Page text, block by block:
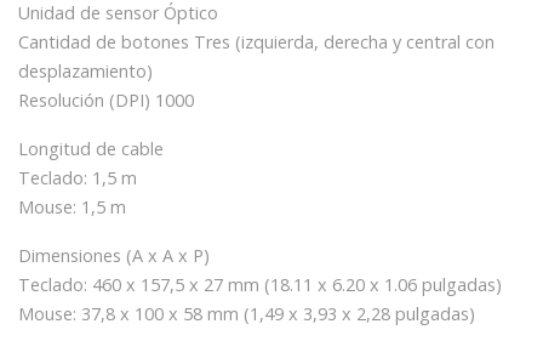
Unidad de sensor Óptico
Cantidad de botones Tres (izquierda, derecha y central con
desplazamiento)
Resolución (DPI) 1000
Longitud de cable
Teclado: 1,5 m
Mouse: 1,5 m
Dimensiones (A x A x P)
Teclado: 460 x 157,5 x 27 mm (18.11 x 6.20 x 1.06 pulgadas)
Mouse: 37,8 x 100 x 58 mm (1,49 x 3,93 x 2,28 pulgadas)